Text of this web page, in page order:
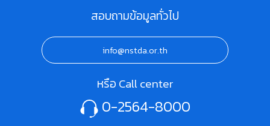
สอบถามข้อมูลทั่วไป
info@nstda.or.th
หรือ Call center
0-2564-8000